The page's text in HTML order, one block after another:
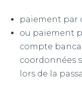
paiement par
ou paiement
compte
coordonnées
lors de la